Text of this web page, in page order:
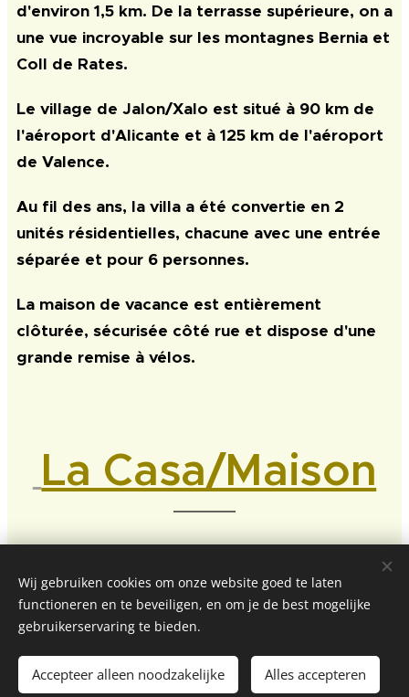
d'environ 1,5 km. De la terrasse supérieure, on a
une vue incroyable sur les montagnes Bernia et
Coll de Rates.
Le village de Jalon/Xalo est situé à 90 km de
l'aéroport d'Alicante et à 125 km de l'aéroport
de Valence.
Au fil des ans, la villa a été convertie en 2
unités résidentielles, chacune avec une entrée
séparée et pour 6 personnes.
La maison de vacance est entièrement
clôturée, sécurisée côté rue et dispose d'une
grande remise à vélos.
La Casa/Maison
VT-499904-A
www.CasaLucKa4enjoy .
Talen
Nederlands
English
Wij gebruiken cookies om onze website goed te laten
functioneren en te beveiligen, en om je de best mogelijke
gebruikerservaring te bieden.
Accepteer alleen noodzakelijke Alles accepteren